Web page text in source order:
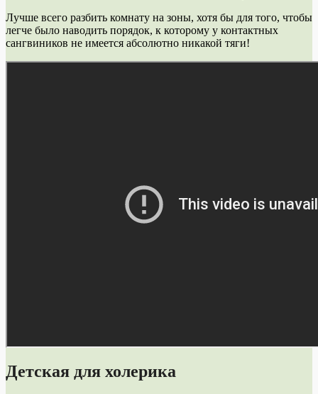
Лучше всего разбить комнату на зоны, хотя бы для того, чтобы
легче было наводить порядок, к которому у контактных
сангвиников не имеется абсолютно никакой тяги!
Детская для холерика